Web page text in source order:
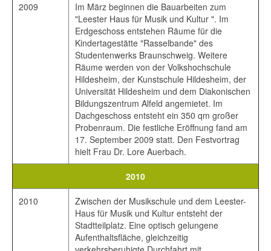
2009
Im März beginnen die Bauarbeiten zum
"Leester Haus für Musik und Kultur ". Im
Erdgeschoss entstehen Räume für die
Kindertagestätte "Rasselbande" des
Studentenwerks Braunschweig. Weitere
Räume werden von der Volkshochschule
Hildesheim, der Kunstschule Hildesheim, der
Universität Hildesheim und dem Diakonischen
Bildungszentrum Alfeld angemietet. Im
Dachgeschoss entsteht ein 350 qm großer
Probenraum. Die festliche Eröffnung fand am
17. September 2009 statt. Den Festvortrag
hielt Frau Dr. Lore Auerbach.
2010
2010
Zwischen der Musikschule und dem Leester-
Haus für Musik und Kultur entsteht der
Stadtteilplatz. Eine optisch gelungene
Aufenthaltsfläche, gleichzeitig